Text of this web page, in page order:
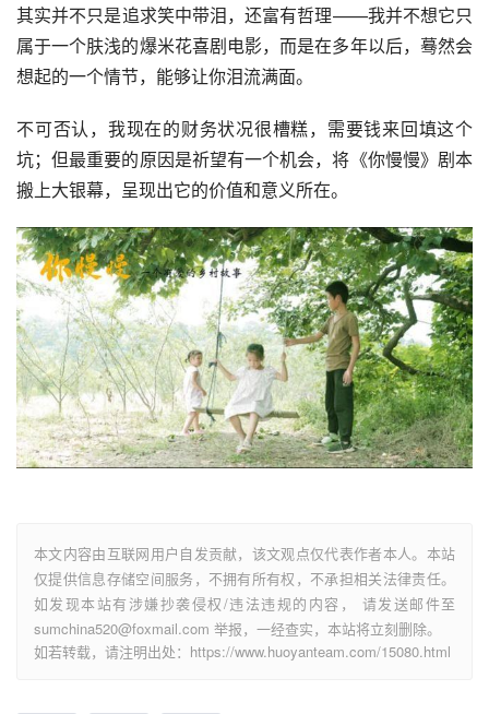
其实并不只是追求笑中带泪，还富有哲理——我并不想它只
属于一个肤浅的爆米花喜剧电影，而是在多年以后，蓦然会
想起的一个情节，能够让你泪流满面。
不可否认，我现在的财务状况很槽糕，需要钱来回填这个
坑；但最重要的原因是祈望有一个机会，将《你慢慢》剧本
搬上大银幕，呈现出它的价值和意义所在。
本文内容由互联网用户自发贡献，该文观点仅代表作者本人。本站
仅提供信息存储空间服务，不拥有所有权，不承担相关法律责任。
如发现本站有涉嫌抄袭侵权/违法违规的内容， 请发送邮件至
sumchina520@foxmail.com 举报，一经查实，本站将立刻删除。
如若转载，请注明出处：https://www.huoyanteam.com/15080.html